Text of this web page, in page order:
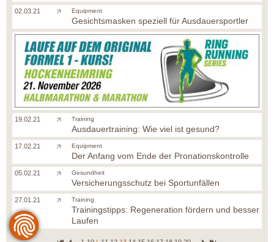
02.03.21 Equipment
Gesichtsmasken speziell für Ausdauersportler
19.02.21 Training
Ausdauertraining: Wie viel ist gesund?
17.02.21 Equipment
Der Anfang vom Ende der Pronationskontrolle
05.02.21 Gesundheit
Versicherungsschutz bei Sportunfällen
27.01.21 Training
Trainingstipps: Regeneration fördern und besser
Laufen